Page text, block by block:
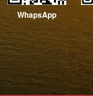
WhapsApp